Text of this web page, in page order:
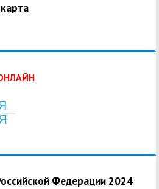
Федерации 2024